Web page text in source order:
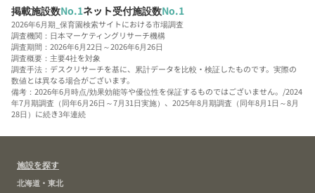
掲載施設数No.1ネット受付施設数No.1
2026年6月期_保育園検索サイトにおける市場調査
調査機関：日本マーケティングリサーチ機構
調査期間：2026年6月22日～2026年6月26日
調査概要：主要4社を対象
調査手法：デスクリサーチを基に、累計データを比較・検証したものです。実際の
数値とは異なる場合がございます。
備考：2026年6月時点/効果効能等や優位性を保証するものではございません。/2024
年7月期調査（同年6月26日～7月31日実施）、2025年8月期調査（同年8月1日～8月
28日）に続き3年連続
施設を探す
北海道・東北